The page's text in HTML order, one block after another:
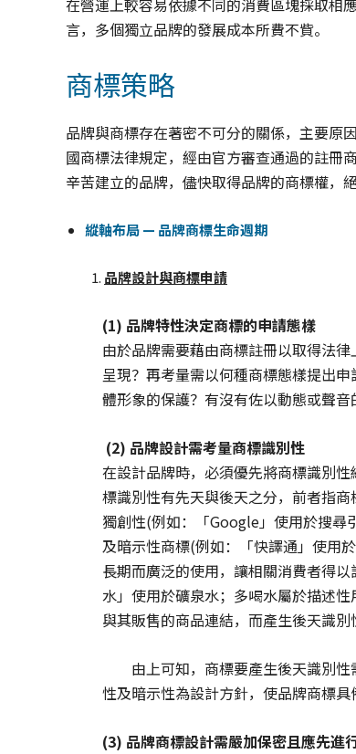
在營運上較容易依據不同的消費區塊採取相
言，多個獨立品牌的發展成本所費不貲。
商標策略
品牌與商標存在著密不可分的關係，主要原
國商標法律規定，經由官方審查通過的註冊
辛苦建立的品牌，儘快取得品牌的商標權，
縱軸布局 — 品牌商標生命週期
品牌設計與商標申請
(1) 品牌特性決定商標的申請態樣
由於品牌需要藉由商標註冊以取得法
呈現？再考量需以何種商標態樣提出
體形象的保護？有沒有佐以動態或聲音
(2) 品牌設計需考量商標識別性
在設計品牌時，必須優先將商標識別
標識別性有先天與後天之分，前者指
獨創性(例如：「Google」使用於搜
及暗示性商標(例如：「快譯通」使用
長期而廣泛的使用，讓相關消費者得
水」使用於礦泉水；多喝水屬於描述
與其販售的商品連結，而產生後天識別
由上可知，商標要產生後天識別性
性及暗示性為設計方針，使品牌商標
(3) 品牌商標設計需嚴加保密且應先進